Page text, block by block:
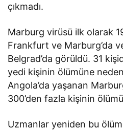
çıkmadı.
Marburg virüsü ilk olarak
Frankfurt ve Marburg’da
Belgrad’da görüldü. 31
yedi kişinin ölümüne
Angola’da yaşanan
300’den fazla kişinin
Uzmanlar yeniden bu